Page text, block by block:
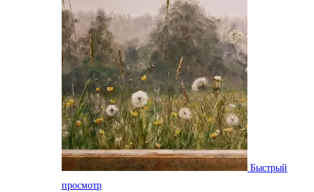
Быстрый
просмотр